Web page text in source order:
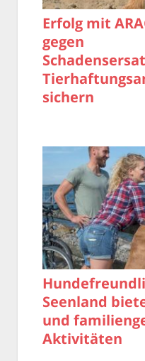
Erfolg mit
gegen
sichern
Seenland
und
Aktivitäten